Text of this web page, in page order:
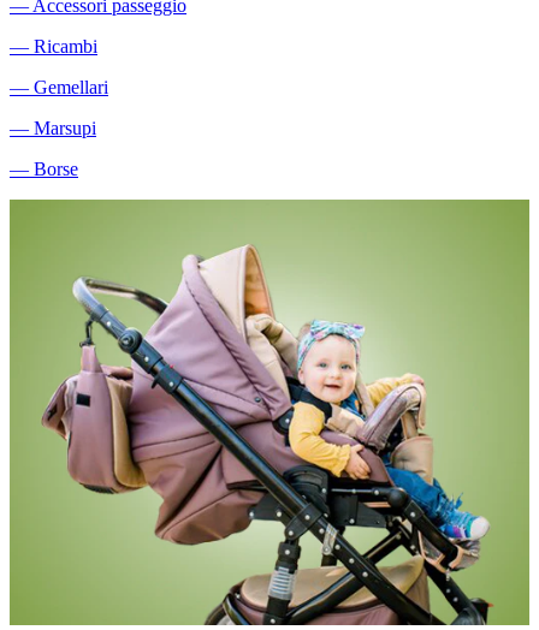
― Accessori passeggio
― Ricambi
― Gemellari
― Marsupi
― Borse